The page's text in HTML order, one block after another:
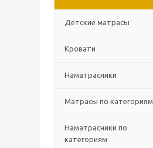
Детские матрасы
Кровати
Наматрасники
Матрасы по категориям
Наматрасники по
категориям